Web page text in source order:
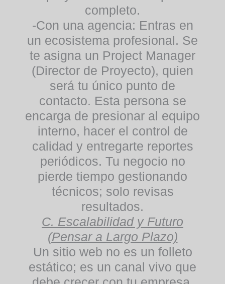
completo.
-Con una agencia: Entras en
un ecosistema profesional. Se
te asigna un Project Manager
(Director de Proyecto), quien
será tu único punto de
contacto. Esta persona se
encarga de presionar al equipo
interno, hacer el control de
calidad y entregarte reportes
periódicos. Tu negocio no
pierde tiempo gestionando
técnicos; solo revisas
resultados.
C. Escalabilidad y Futuro
(Pensar a Largo Plazo)
Un sitio web no es un folleto
estático; es un canal vivo que